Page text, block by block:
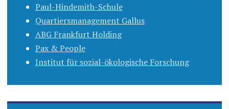
Paul-Hindemith-Schule
Quartiersmanagement Gallus
ABG Frankfurt Holding
Pax & People
Institut für sozial-ökologische Forschung